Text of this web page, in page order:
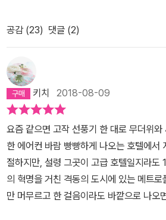
것 같다는 점을 인정하게 되었다.(113쪽)
식이나 지식을 자랑한다고 해도 경험을 능
적을 실현할 수 있는 이상적인 기회였다. 적
하나로 웨이터는 젊은이를 편하게도 해주
가 되게도 해주고, 나아가 연애 진도가 나가
러나 세심함이 부족하거나 감각이 부족한
실현하지 못했을 뿐 아니라 자신의 고객을
다.(159쪽) 책의 곳곳에서 단어가 가진 상
데, 그것도 재밌고 좋았다.'모두와 극소수
이예요.'(150쪽)자신이 백작에게 해줄 수
편이 된다. 곧이어 바깥세상의 변화는 호텔
비키부터 레닌과 스탈린까지, 혼돈의 시간
상 백작이 기억하는 아름답고 우아한 조국
화의 바람에 미리 대비하고 적응할 테지만,
감지하는 것조차 느렸더랬다. 한때는 각종
가, 이제는 비주류의 맨 끝자락으로 밀려나
상황과 여건에 굴하지 않고 프로귀족꾼의
까지 신사였던 그에게서 한치의 흐트러짐
는 백작의 웃고 떠드는 장면들마저도 슬퍼
새로와지건만 자신은 이대로 성장을 멈춘
하고, 급기야 호텔 식당의 웨이터 주임이
에밀과 식당 지배인 안드레이는 친구이자
봉사 마리나와도 친구가 되어 위기의 순간
는 좁은 세상 속에서도 사랑과 우정은 존재
섬세한 문장으로 작가는 보여준다. 귀족의
누비며 화려하고 안락한 생활을 했을 때는
만나며 백작은 삶의 진정한 가치를 깨닫게
듭나게 된다. 작가는 이런 보편적인 주제
보여줌으로써 독자로 하여금 눈물과 미소
다.['편리함이라는 게 뭔지 얘기해줄게요.
누군가를 시켜 쟁반에 받친 아침 식사를 가
간 직전에 약속을 취소해버리는 것. 한 파
고 하지만, 갇혀 산다는 것은 달라지지 않
살던 스위트룸에서 쫓겨나 다락방 신세가
면서 백작은 그렇지 않아도 다양한 교양을
런데 백작은 혁명 시기 굳이 러시아로 돌아
탈출시키고 자신은 미래가 불투명한 볼셰
게 된 걸까라는 질문이 소설 초반 독자의
한 독자여, 조금만 기다리시라, 그 이유도
백작이 지겨운 호텔 연금생활을 버텨 내기
로는 가능하지 않았다. 당연히 다양한 계층
절실하게 필요했다. 물론 경제적 생활과 백
의 의견은, 당신은 당신이 그리도 좋아하는
는 것이오. 하지만 절대 착각하지 마시오.
메트로폴 호텔 바깥으로 나간다면 당신은
스마스이브에 ‘니나’라는 열 살 먹은 소녀
며, 에이모 토울스, 이 작가는 도대체 어떻
려하고, 아름답고, 친절하고, 상냥하고, 그
고, 어딘지 모르게 버터냄새를 맡을 수 있게
는지 궁금해, 1부 읽기를 마치자마자 이이
<우아한 연인>이라는 책이 있으나 현재는
넷에선 발견할 수 없다. 내친 김에 책을 펴
방문해서, 지금 장안에 <모스크바의 신사
니 지금이야말로 같은 작가가 쓰고 귀사
공감 (23) 댓글 (2)
키치 2018-08-09
요즘 같으면 고작 선풍기 한 대로 무더위
한 에어컨 바람 빵빵하게 나오는 호텔에서
절하지만, 설령 그곳이 고급 호텔일지라도
의 혁명을 거친 격동의 도시에 있는 메트
만 머무르고 한 걸음이라도 바깥으로 나오